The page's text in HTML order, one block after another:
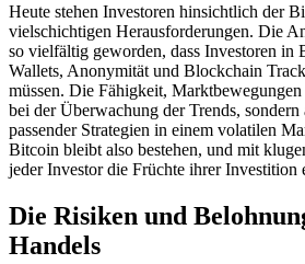
Heute stehen Investoren hinsichtlich der
vielschichtigen Herausforderungen. Die
so vielfältig geworden, dass Investoren in
Wallets, Anonymität und Blockchain
müssen. Die Fähigkeit,
bei der Überwachung der Trends,
passender Strategien in einem volatilen
Bitcoin bleibt also bestehen, und mit
jeder Investor die Früchte ihrer Investition
Die Risiken und
Handels